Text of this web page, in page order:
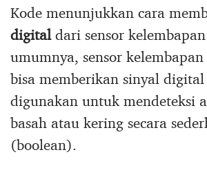
Kode menunjukkan cara
digitaldari sensor
umumnya, sensor
bisa memberikan sinyal
digunakan untuk mendeteksi
basah atau kering secara
(boolean).